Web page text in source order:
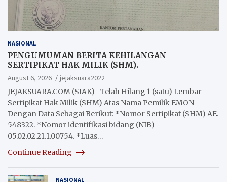
NASIONAL
PENGUMUMAN BERITA KEHILANGAN
SERTIPIKAT HAK MILIK (SHM).
August 6, 2026
jejaksuara2022
JEJAKSUARA.COM (SIAK)- Telah Hilang 1 (satu) Lembar
Sertipikat Hak Milik (SHM) Atas Nama Pemilik EMON
Dengan Data Sebagai Berikut: *Nomor Sertipikat (SHM) AE.
548322. *Nomor identifikasi bidang (NIB)
05.02.02.21.1.00754. *Luas…
Continue Reading
NASIONAL